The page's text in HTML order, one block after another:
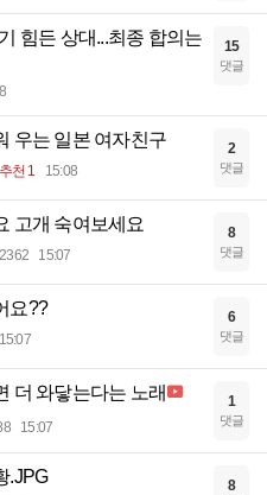
힘든 상대...최종 합의는
15
댓글
우는 일본 여자친구
추천 1 15:08
2
댓글
고개 숙여보세요
15:07
8
댓글
요??
15:07
6
댓글
더 와닿는다는 노래
15:07
1
댓글
.JPG 8